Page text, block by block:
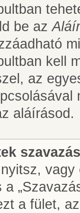
be az
kell
az
aláírásod.
a fület,